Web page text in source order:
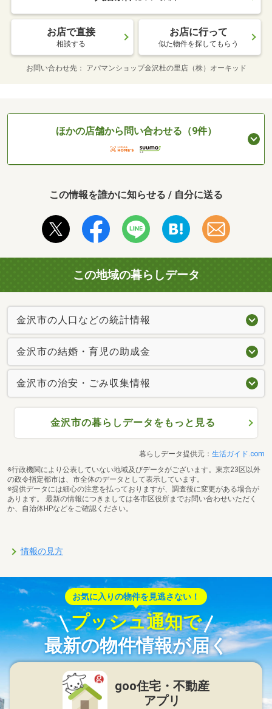
お店で直接
相談する
お店に行って
似た物件を探してもらう
お問い合わせ先 アパマンショップ金沢杜の里店（株）オーキッド
ほかの店舗から問い合わせる（9件）
この情報を誰かに知らせる / 自分に送る
この地域の暮らしデータ
金沢市の人口などの統計情報
金沢市の結婚・育児の助成金
金沢市の治安・ごみ収集情報
金沢市の暮らしデータをもっと見る
暮らしデータ提供元： 生活ガイド.com
※行政機関により公表していない地域及びデータがございます。東京23区以外
の政令指定都市は、市全体のデータとして表示しています。
※提供データには細心の注意を払っておりますが、調査後に変更がある場合が
あります。 最新の情報につきましては各市区役所までお問い合わせいただく
か、自治体HPなどをご確認ください。
情報の見方
お気に入りの物件を見逃さない！
プッシュ通知で
最新の物件情報が届く
goo住宅・不動産
アプリ